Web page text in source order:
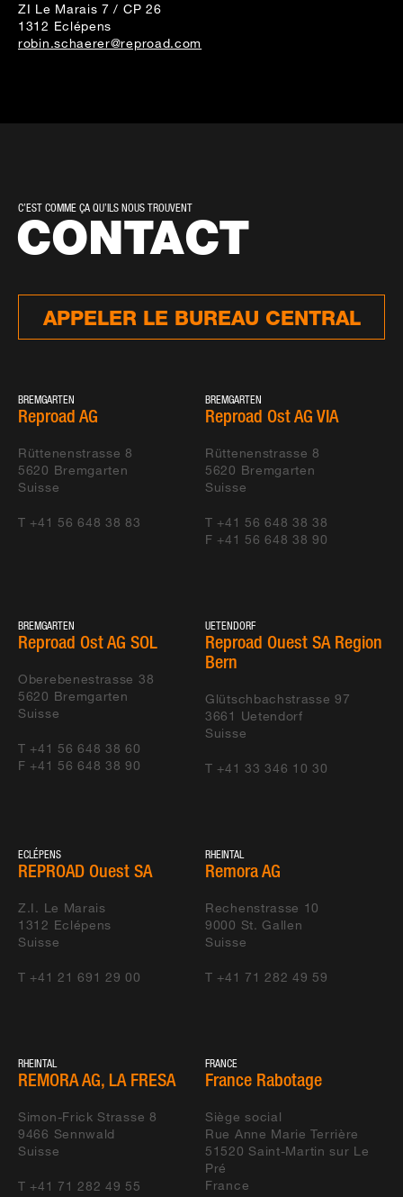
ZI Le Marais 7 / CP 26
1312 Eclépens
robin.schaerer@reproad.com
C’EST COMME ÇA QU’ILS NOUS TROUVENT
CONTACT
APPELER LE BUREAU CENTRAL
BREMGARTEN
Reproad AG
Rüttenenstrasse 8
5620 Bremgarten
Suisse
T +41 56 648 38 83
BREMGARTEN
Reproad Ost AG VIA
Rüttenenstrasse 8
5620 Bremgarten
Suisse
T +41 56 648 38 38
F +41 56 648 38 90
BREMGARTEN
Reproad Ost AG SOL
Oberebenestrasse 38
5620 Bremgarten
Suisse
T +41 56 648 38 60
F +41 56 648 38 90
UETENDORF
Reproad Ouest SA Region
Bern
Glütschbachstrasse 97
3661 Uetendorf
Suisse
T +41 33 346 10 30
ECLÉPENS
REPROAD Ouest SA
Z.I. Le Marais
1312 Eclépens
Suisse
T +41 21 691 29 00
RHEINTAL
Remora AG
Rechenstrasse 10
9000 St. Gallen
Suisse
T +41 71 282 49 59
RHEINTAL
REMORA AG, LA FRESA
Simon-Frick Strasse 8
9466 Sennwald
Suisse
T +41 71 282 49 55
FRANCE
France Rabotage
Siège social
Rue Anne Marie Terrière
51520 Saint-Martin sur Le
Pré
France